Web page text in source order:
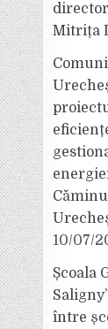
Mitrița
10/07/
Școala
între